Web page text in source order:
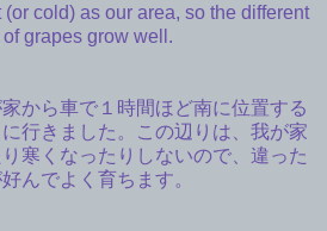
cold) as our area, so the different
grapes grow well.
から車で１時間ほど南に位置する
行きました。この辺りは、我が家
寒くなったりしないので、違った
んでよく育ちます。